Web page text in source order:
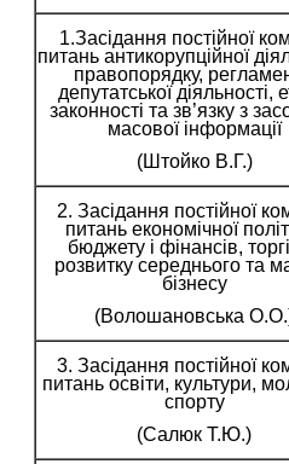
1.Засідання постійної
питань антикорупційної
правопорядку,
депутатської діяльності,
законності та зв’язку з
масової інформації
(Штойко В.Г.)
2. Засідання постійної
питань економічної
бюджету і фінансів,
розвитку середнього та
бізнесу
(Волошановська
3. Засідання постійної
питань освіти, культури,
спорту
(Салюк Т.Ю.)